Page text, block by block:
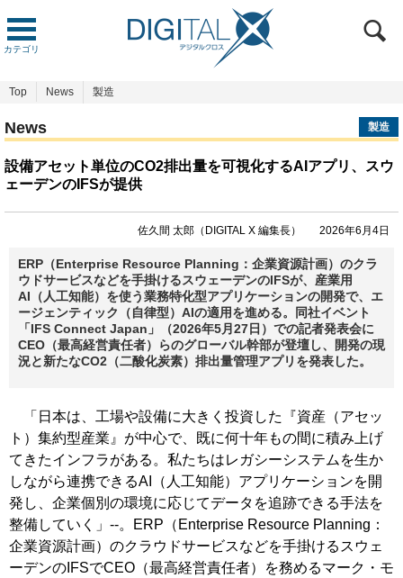
カテゴリ
Top News 製造
News 製造
設備アセット単位のCO2排出量を可視化するAIアプリ、スウ
ェーデンのIFSが提供
佐久間 太郎（DIGITAL X 編集長） 2026年6月4日
ERP（Enterprise Resource Planning：企業資源計画）のクラ
ウドサービスなどを手掛けるスウェーデンのIFSが、産業用
AI（人工知能）を使う業務特化型アプリケーションの開発で、エ
ージェンティック（自律型）AIの適用を進める。同社イベント
「IFS Connect Japan」（2026年5月27日）での記者発表会に
CEO（最高経営責任者）らのグローバル幹部が登壇し、開発の現
況と新たなCO2（二酸化炭素）排出量管理アプリを発表した。
「日本は、工場や設備に大きく投資した『資産（アセッ
ト）集約型産業』が中心で、既に何十年もの間に積み上げ
てきたインフラがある。私たちはレガシーシステムを生か
しながら連携できるAI（人工知能）アプリケーションを開
発し、企業個別の環境に応じてデータを追跡できる手法を
整備していく」--。ERP（Enterprise Resource Planning：
企業資源計画）のクラウドサービスなどを手掛けるスウェ
ーデンのIFSでCEO（最高経営責任者）を務めるマーク・モ